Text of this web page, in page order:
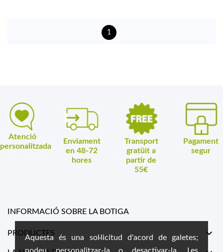
1
Atenció
personalitzada
Enviament
en 48-72
hores
Transport
gratüit a
partir de
55€
Pagament
segur
Aquesta és una sol·licitud d'acord de galetes;
INFORMACIÓ SOBRE LA BOTIGA
PRODUCTES 